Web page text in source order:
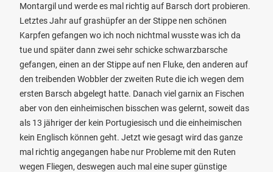
Montargil und werde es mal richtig auf Barsch dort probieren.
Letztes Jahr auf grashüpfer an der Stippe nen schönen
Karpfen gefangen wo ich noch nichtmal wusste was ich da
tue und später dann zwei sehr schicke schwarzbarsche
gefangen, einen an der Stippe auf nen Fluke, den anderen auf
den treibenden Wobbler der zweiten Rute die ich wegen dem
ersten Barsch abgelegt hatte. Danach viel garnix an Fischen
aber von den einheimischen bisschen was gelernt, soweit das
als 13 jähriger der kein Portugiesisch und die einheimischen
kein Englisch können geht. Jetzt wie gesagt wird das ganze
mal richtig angegangen habe nur Probleme mit den Ruten
wegen Fliegen, deswegen auch mal eine super günstige